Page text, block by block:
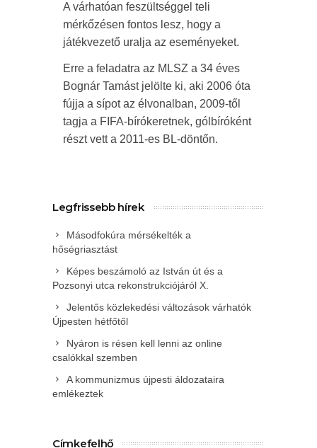
A várhatóan feszültséggel teli
mérkőzésen fontos lesz, hogy a
játékvezető uralja az eseményeket.
Erre a feladatra az MLSZ a 34 éves
Bognár Tamást jelölte ki, aki 2006 óta
fújja a sípot az élvonalban, 2009-től
tagja a FIFA-bírókeretnek, gólbíróként
részt vett a 2011-es BL-döntőn.
Legfrissebb hírek
Másodfokúra mérsékelték a
hőségriasztást
Képes beszámoló az István út és a
Pozsonyi utca rekonstrukciójáról X.
Jelentős közlekedési változások várhatók
Újpesten hétfőtől
Nyáron is résen kell lenni az online
csalókkal szemben
A kommunizmus újpesti áldozataira
emlékeztek
Címkefelhő